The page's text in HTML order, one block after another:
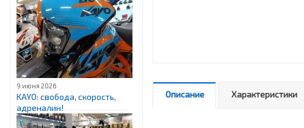
9 июня 2026
KAYO: свобода, скорость,
адреналин!
Описание Характеристики